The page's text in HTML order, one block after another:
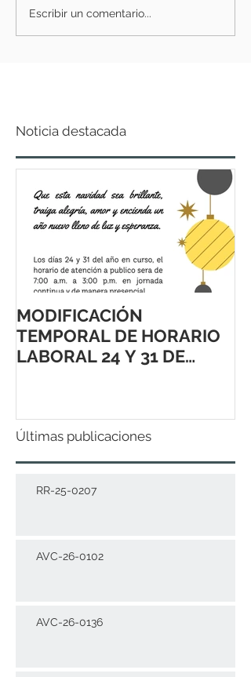
Escribir un comentario...
Noticia destacada
MODIFICACIÓN
TEMPORAL DE HORARIO
LABORAL 24 Y 31 DE
Últimas publicaciones
RR-25-0207
AVC-26-0102
AVC-26-0136